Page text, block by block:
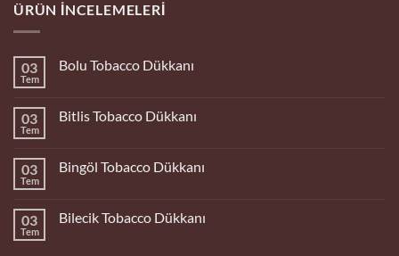
ÜRÜN İNCELEMELERI
03
Tem
Bolu Tobacco Dükkanı
Tobacco
03
Tem
Bitlis Tobacco Dükkanı
Tobacco
03
Tem
Bingöl Tobacco Dükkanı
Tobacco
03
Tem
Bilecik Tobacco Dükkanı